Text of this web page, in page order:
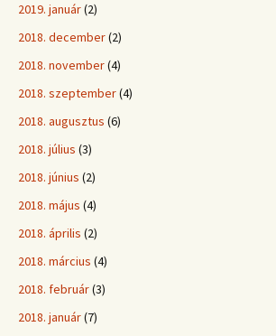
2019. január(2)
2018. december(2)
2018. november(4)
2018. szeptember(4)
2018. augusztus (6)
2018. július (3)
2018. június (2)
2018. május (4)
2018. április (2)
2018. március (4)
2018. február(3)
2018. január(7)